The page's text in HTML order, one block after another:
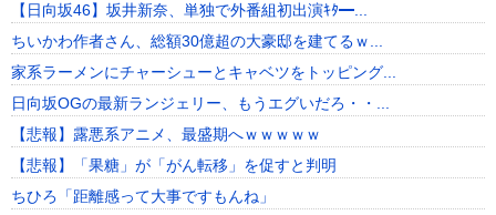
【日向坂46】坂井新奈、単独で外番組初出演ｷﾀ━...
ちいかわ作者さん、総額30億超の大豪邸を建てるｗ...
家系ラーメンにチャーシューとキャベツをトッピング...
日向坂OGの最新ランジェリー、もうエグいだろ・・...
【悲報】露悪系アニメ、最盛期へｗｗｗｗｗ
【悲報】「果糖」が「がん転移」を促すと判明
ちひろ「距離感って大事ですもんね」